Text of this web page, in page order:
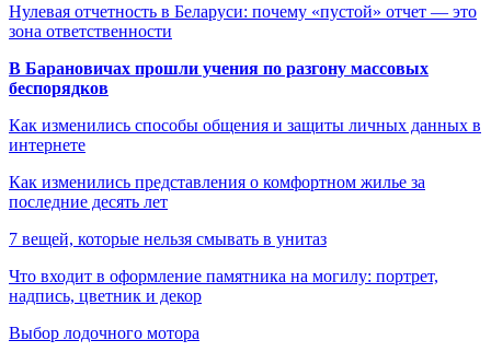
Нулевая отчетность в Беларуси: почему «пустой» отчет — это
зона ответственности
В Барановичах прошли учения по разгону массовых
беспорядков
Как изменились способы общения и защиты личных данных в
интернете
Как изменились представления о комфортном жилье за
последние десять лет
7 вещей, которые нельзя смывать в унитаз
Что входит в оформление памятника на могилу: портрет,
надпись, цветник и декор
Выбор лодочного мотора